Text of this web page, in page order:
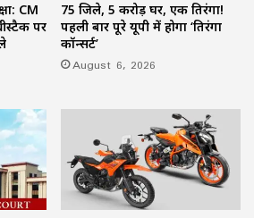
CM
पर
75 जिले, 5 करोड़ घर, एक तिरंगा!
पहली बार पूरे यूपी में होगा ‘तिरंगा
कॉन्सर्ट’
August 6, 2026